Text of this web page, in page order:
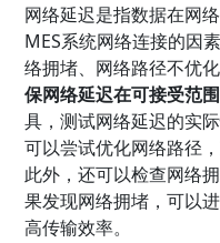
网络延迟是指数据在网
MES系统网络连接的因
络拥堵、网络路径不优
保网络延迟在可接受范
具，测试网络延迟的实
可以尝试优化网络路径
此外，还可以检查网络
果发现网络拥堵，可以
高传输效率。